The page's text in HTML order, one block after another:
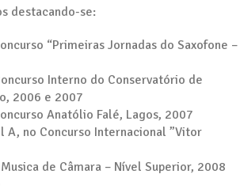
destacando-se:
“Primeiras Jornadas do Saxofone –
Interno do Conservatório de
2006 e 2007
Anatólio Falé, Lagos, 2007
A, no Concurso Internacional ”Vitor
de Câmara – Nível Superior, 2008